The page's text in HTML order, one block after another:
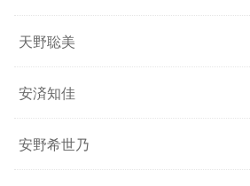
天野聡美
安済知佳
安野希世乃